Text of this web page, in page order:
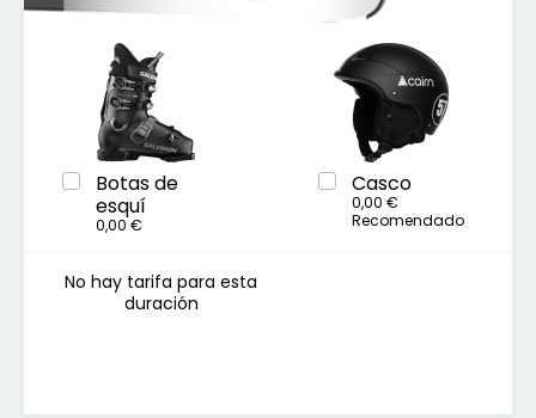
Botas de
esquí
0,00 €
Casco
0,00 €
Recomendado
No hay tarifa para esta
duración